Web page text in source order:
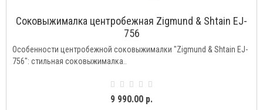
Соковыжималка центробежная Zigmund & Shtain EJ-
756
Особенности центробежной соковыжималки "Zigmund & Shtain EJ-
756": стильная соковыжималка..
9 990.00 р.